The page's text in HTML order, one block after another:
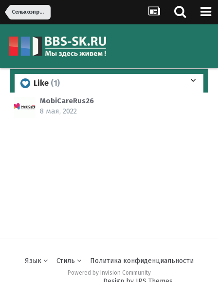
Сельхозпродукция
Like (1)
MobiCareRus26
8 мая, 2022
Язык Стиль Политика конфиденциальности
Powered by Invision Community